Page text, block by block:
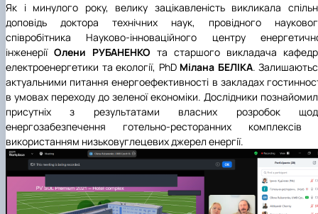
Як і минулого року, велику зацікавленість викликала
доповідь доктора технічних наук, провідного
співробітника Науково-інноваційного центру
інженерії Олени РУБАНЕНКО та старшого викладача
електроенергетики та екології, PhD Мілана БЕЛІКА.
актуальними питання енергоефективності в закладах
в умовах переходу до зеленої економіки. Дослідники
присутніх з результатами власних розробок
енергозабезпечення готельно-ресторанних комплексів
використанням низьковуглецевих джерел енергії.